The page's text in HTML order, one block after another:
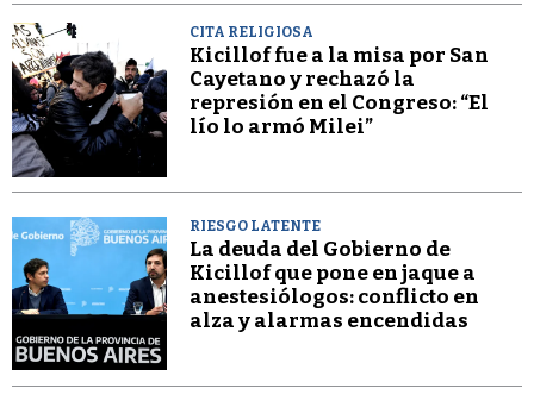
CITA RELIGIOSA
Kicillof fue a la misa por San
Cayetano y rechazó la
represión en el Congreso: “El
lío lo armó Milei”
RIESGO LATENTE
La deuda del Gobierno de
Kicillof que pone en jaque a
anestesiólogos: conflicto en
alza y alarmas encendidas